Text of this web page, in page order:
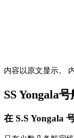
内容以原文显示。
SS Yongala
在 S.S Yongala